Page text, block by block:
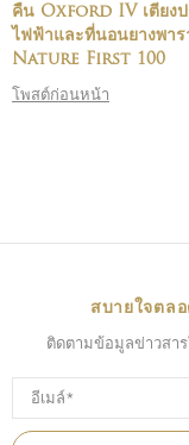
คืน Oxford IV เตียงป
ไฟฟ้าและที่นอนยางพาร
Nature First 100
โพสต์ก่อนหน้า
สบายใจตล
ติดตามข้อมูลข่าวสา